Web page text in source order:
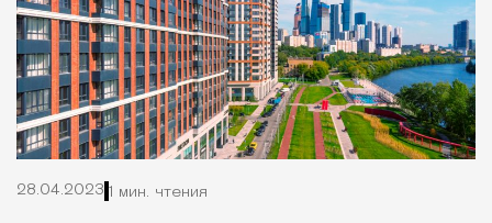
28.04.2023 1 мин. чтения